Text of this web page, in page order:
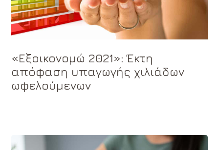
«Εξοικονομώ 2021»: Έκτη
απόφαση υπαγωγής χιλιάδων
ωφελούμενων